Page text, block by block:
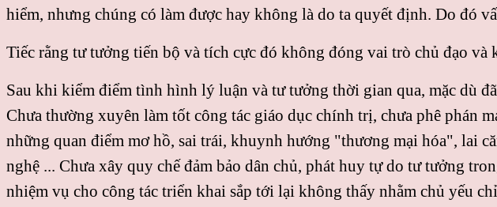
hiểm, nhưng chúng có làm được hay không là do ta quyết định. Do đó
Tiếc rằng tư tưởng tiến bộ và tích cực đó không đóng vai trò chủ đạo
Sau khi kiểm điểm tình hình lý luận và tư tưởng thời gian qua, mặc dù
Chưa thường xuyên làm tốt công tác giáo dục chính trị, chưa phê phán
những quan điểm mơ hồ, sai trái, khuynh hướng "thương mại hóa", lai
nghệ ... Chưa xây quy chế đảm bảo dân chủ, phát huy tự do tư tưởng
nhiệm vụ cho công tác triển khai sắp tới lại không thấy nhằm chủ yếu